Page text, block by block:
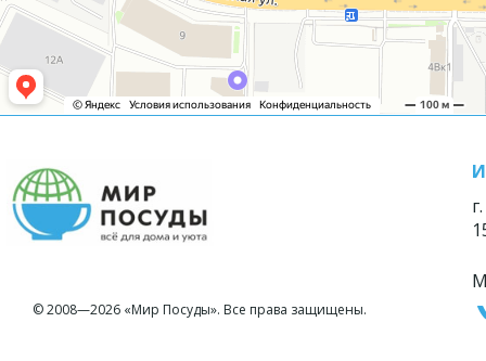
© 2008—2026 «Мир Посуды». Все права защищены.